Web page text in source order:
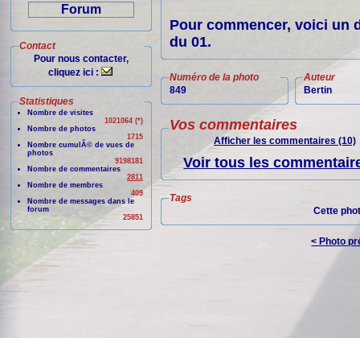
Forum
Contact
Pour nous contacter,
cliquez ici :
Statistiques
Nombre de visites
1021064 (*)
Nombre de photos
1715
Nombre cumulÃ© de vues de
photos
9198181
Nombre de commentaires
2811
Nombre de membres
409
Nombre de messages dans le
forum
25851
Pour commencer, voici un
du 01.
Numéro de la photo
849
Auteur
Bertin
Vos commentaires
Afficher les commentaires (10)
Voir tous les
Tags
Cette
< Photo